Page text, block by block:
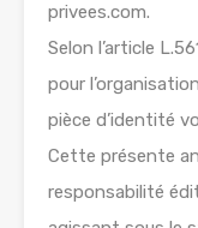
privees.com.
Selon l’article
pour
pièce d’identité
Cette présente
responsabilité